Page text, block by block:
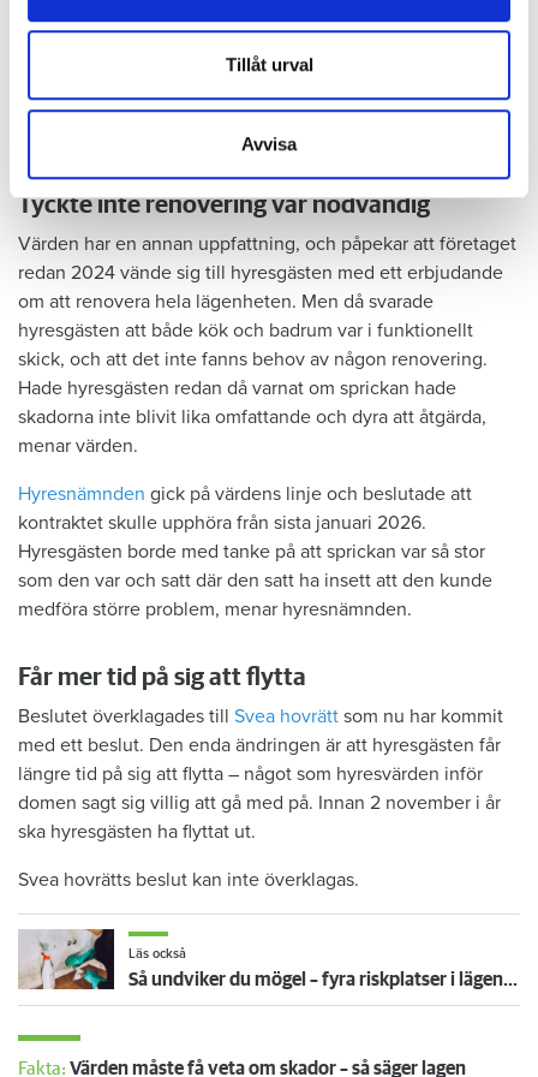
annons- och analysföretag som vi samarbetar med.
Dessa kan i sin tur kombinera informationen med annan
information som du har tillhandahållit eller som de har
samlat in när du har använt deras tjänster.
Tillåt urval
Avvisa
Hyresgästen själv menar att hyresvärden under hela den tid
han bott där varken gjort några inspektioner eller något
underhåll av badrummet, och att det är anledningen till att
sprickan har kunnat uppstå. Sprickan var heller inte så lätt
Tyckte inte renovering var nödvändig
Värden har en annan uppfattning, och påpekar att företaget
redan 2024 vände sig till hyresgästen med ett erbjudande
om att renovera hela lägenheten. Men då svarade
hyresgästen att både kök och badrum var i funktionellt
skick, och att det inte fanns behov av någon renovering.
Hade hyresgästen redan då varnat om sprickan hade
skadorna inte blivit lika omfattande och dyra att åtgärda,
menar värden.
Hyresnämnden gick på värdens linje och beslutade att
kontraktet skulle upphöra från sista januari 2026.
Hyresgästen borde med tanke på att sprickan var så stor
som den var och satt där den satt ha insett att den kunde
medföra större problem, menar hyresnämnden.
Får mer tid på sig att flytta
Beslutet överklagades till Svea hovrätt som nu har kommit
med ett beslut. Den enda ändringen är att hyresgästen får
längre tid på sig att flytta – något som hyresvärden inför
domen sagt sig villig att gå med på. Innan 2 november i år
ska hyresgästen ha flyttat ut.
Svea hovrätts beslut kan inte överklagas.
Läs också
Så undviker du mögel – fyra riskplatser i lägenheten: ”Måste städa bort”
Fakta: Värden måste få veta om skador – så säger lagen